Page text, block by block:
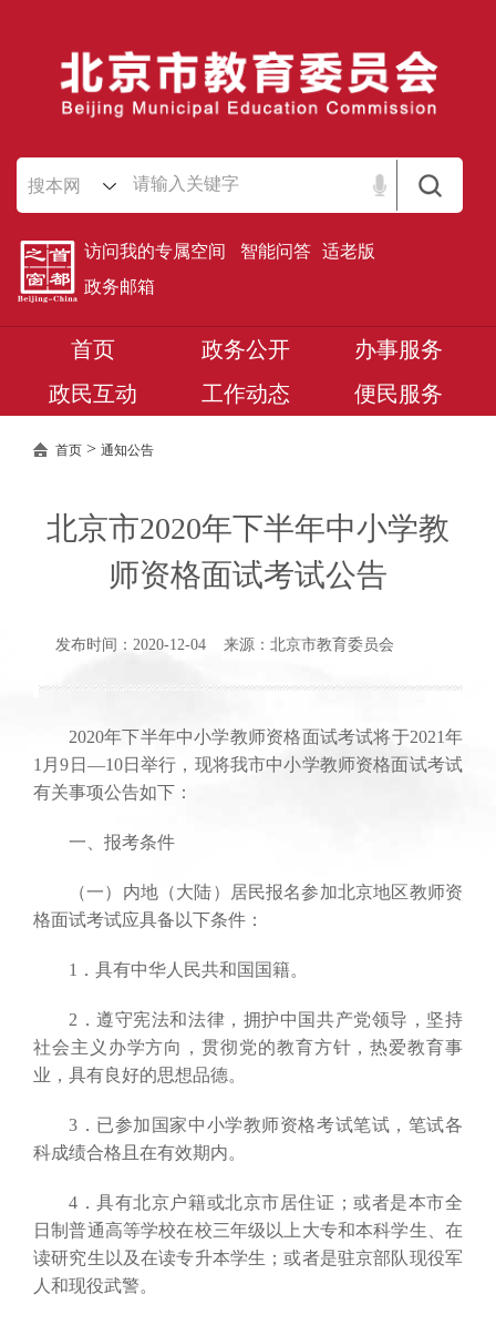
搜本网
访问我的专属空间 智能问答 适老版
政务邮箱
首页 政务公开
办事服务
政民互动
工作动态 便民服务
首页 > 通知公告
北京市2020年下半年中小学教
师资格面试考试公告
发布时间：2020-12-04 来源：北京市教育委员会
2020年下半年中小学教师资格面试考试将于2021年
1月9日—10日举行，现将我市中小学教师资格面试考试
有关事项公告如下：
一、报考条件
（一）内地（大陆）居民报名参加北京地区教师资
格面试考试应具备以下条件：
1．具有中华人民共和国国籍。
2．遵守宪法和法律，拥护中国共产党领导，坚持
社会主义办学方向，贯彻党的教育方针，热爱教育事
业，具有良好的思想品德。
3．已参加国家中小学教师资格考试笔试，笔试各
科成绩合格且在有效期内。
4．具有北京户籍或北京市居住证；或者是本市全
日制普通高等学校在校三年级以上大专和本科学生、在
读研究生以及在读专升本学生；或者是驻京部队现役军
人和现役武警。